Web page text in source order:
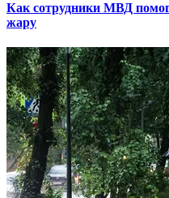
Как сотрудники МВД
жару